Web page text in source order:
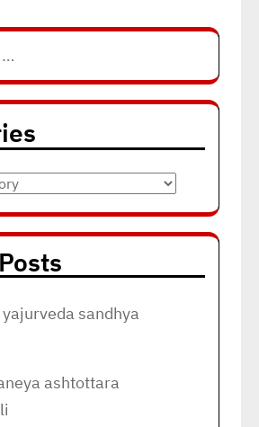
yajurveda sandhya
ashtottara